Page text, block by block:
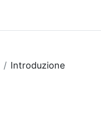
Introduzione